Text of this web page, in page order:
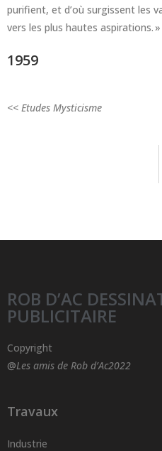
purifient, et d’où surgissent les
vers les plus hautes aspirations. »
1959
<< Etudes Mysticisme
ROB D’AC
PUBLICITAIRE
Copyright
@Les amis de Rob d’Ac2022
Travaux
Industrie